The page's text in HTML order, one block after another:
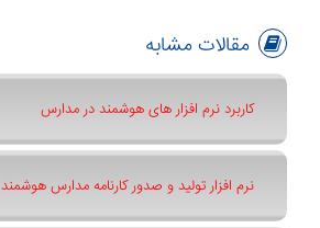
مقالات مشابه
کاربرد نرم افزار های هوشمند در مدارس
نرم افزار تولید و صدور کارنامه مدارس هوشمند